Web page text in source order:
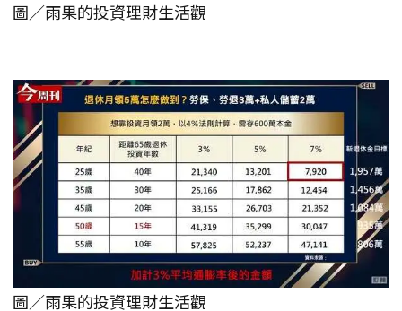
圖／雨果的投資理財生活觀
圖／雨果的投資理財生活觀